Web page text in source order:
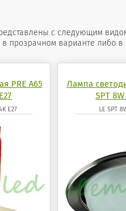
с следующим видом
прозрачном варианте либо в
PRE A65
E27
Лампа
SPT 8W
LE SPT